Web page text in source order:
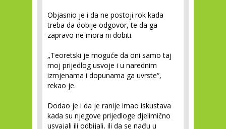
Objasnio je i da ne postoji rok kada
treba da dobije odgovor, te da ga
zapravo ne mora ni dobiti.
„Teoretski je moguće da oni samo taj
moj prijedlog usvoje i u narednim
izmjenama i dopunama ga uvrste“,
rekao je.
Dodao je i da je ranije imao iskustava
kada su njegove prijedloge djelimično
usvajali ili odbijali, ili da se nađu u